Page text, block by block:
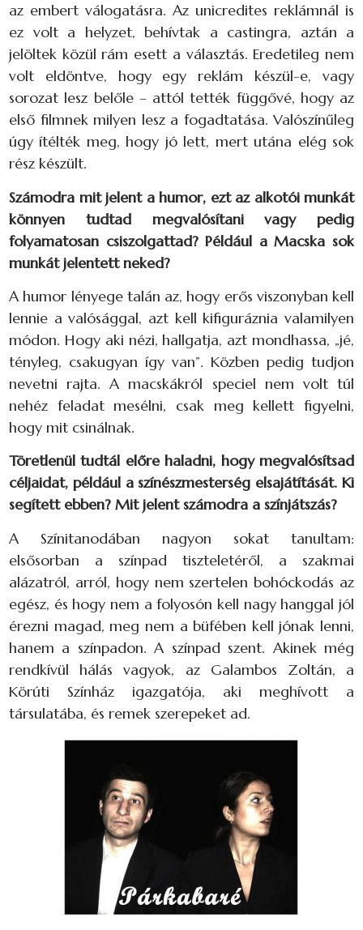
az embert válogatásra. Az unicredites reklámnál is
ez volt a helyzet, behívtak a castingra, aztán a
jelöltek közül rám esett a választás. Eredetileg nem
volt eldöntve, hogy egy reklám készül-e, vagy
sorozat lesz belőle – attól tették függővé, hogy az
első filmnek milyen lesz a fogadtatása. Valószínűleg
úgy ítélték meg, hogy jó lett, mert utána elég sok
rész készült.
Számodra mit jelent a humor, ezt az alkotói munkát
könnyen tudtad megvalósítani vagy pedig
folyamatosan csiszolgattad? Például a Macska sok
munkát jelentett neked?
A humor lényege talán az, hogy erős viszonyban kell
lennie a valósággal, azt kell kifiguráznia valamilyen
módon. Hogy aki nézi, hallgatja, azt mondhassa, „jé,
tényleg, csakugyan így van”. Közben pedig tudjon
nevetni rajta. A macskákról speciel nem volt túl
nehéz feladat mesélni, csak meg kellett figyelni,
hogy mit csinálnak.
Töretlenül tudtál előre haladni, hogy megvalósítsad
céljaidat, például a színészmesterség elsajátítását. Ki
segített ebben? Mit jelent számodra a színjátszás?
A Színitanodában nagyon sokat tanultam:
elsősorban a színpad tiszteletéről, a szakmai
alázatról, arról, hogy nem szertelen bohóckodás az
egész, és hogy nem a folyosón kell nagy hanggal jól
érezni magad, meg nem a büfében kell jónak lenni,
hanem a színpadon. A színpad szent. Akinek még
rendkívül hálás vagyok, az Galambos Zoltán, a
Körúti Színház igazgatója, aki meghívott a
társulatába, és remek szerepeket ad.